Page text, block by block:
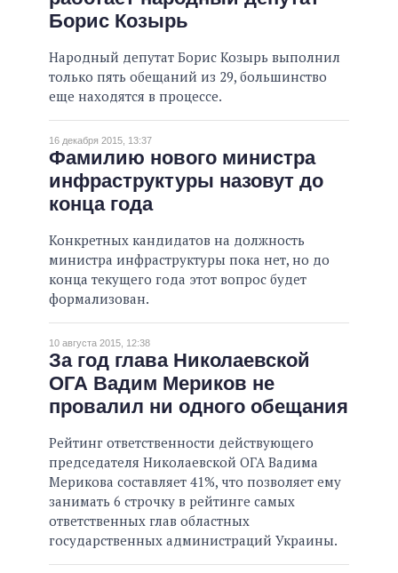
ВСЕ ОБЕЩАНИЯ
АРХИВНЫЕ ОБЕЩАНИЯ
Борис Козырь
Народный депутат Борис Козырь выполнил
только пять обещаний из 29, большинство
еще находятся в процессе.
16 декабря 2015, 13:37
Фамилию нового министра
инфраструктуры назовут до
конца года
Конкретных кандидатов на должность
министра инфраструктуры пока нет, но до
конца текущего года этот вопрос будет
формализован.
10 августа 2015, 12:38
За год глава Николаевской
ОГА Вадим Мериков не
провалил ни одного обещания
Рейтинг ответственности действующего
председателя Николаевской ОГА Вадима
Мерикова составляет 41%, что позволяет ему
занимать 6 строчку в рейтинге самых
ответственных глав областных
государственных администраций Украины.